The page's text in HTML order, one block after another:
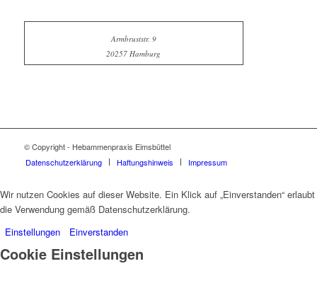
Armbruststr. 9
20257 Hamburg
© Copyright - Hebammenpraxis Eimsbüttel
Datenschutzerklärung
Haftungshinweis Impressum
Wir nutzen Cookies auf dieser Website. Ein Klick auf „Einverstanden“ erlaubt
die Verwendung gemäß Datenschutzerklärung.
Einstellungen
Einverstanden
Cookie Einstellungen